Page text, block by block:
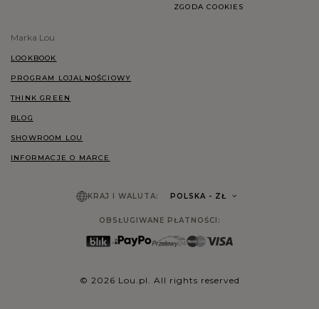
ZGODA COOKIES
Marka Lou
LOOKBOOK
PROGRAM LOJALNOŚCIOWY
THINK GREEN
BLOG
SHOWROOM LOU
INFORMACJE O MARCE
KRAJ I WALUTA: POLSKA - ZŁ
OBSŁUGIWANE PŁATNOŚCI:
© 2026 Lou.pl. All rights reserved